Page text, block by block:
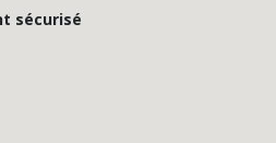
sécurisé